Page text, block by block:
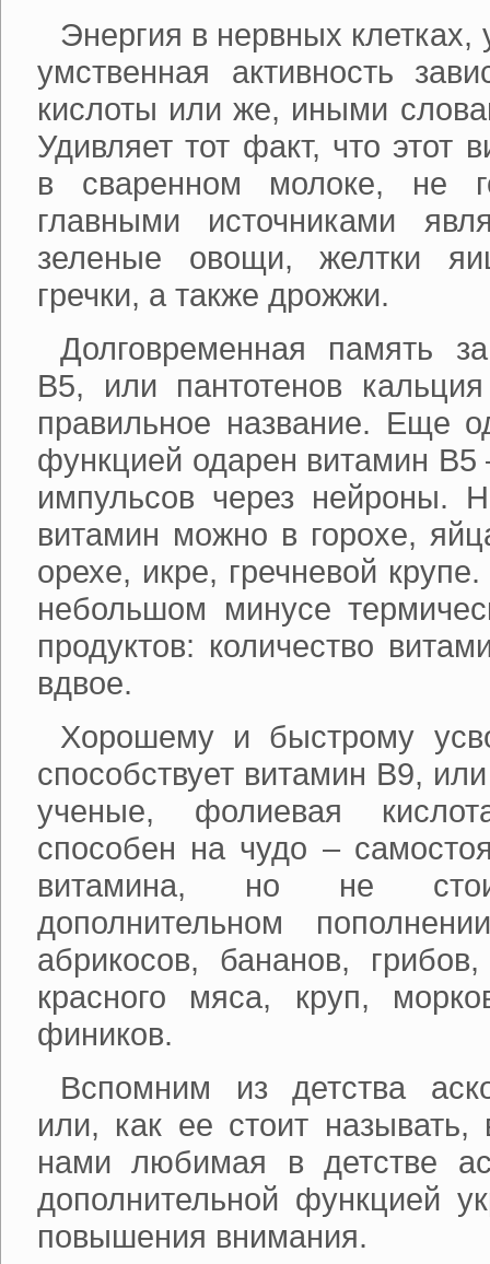
Энергия в нервных
умственная активность
кислоты или же, иными
Удивляет тот факт, что этот
в сваренном молоке, не
главными источниками
зеленые овощи, желтки
гречки, а также дрожжи.
Долговременная память
В5, или пантотенов
правильное название. Еще
функцией одарен витамин В5
импульсов через нейроны.
витамин можно в горохе,
орехе, икре, гречневой
небольшом минусе
продуктов: количество
вдвое.
Хорошему и быстрому
способствует витамин В9,
ученые, фолиевая
способен на чудо –
витамина, но не
дополнительном
абрикосов, бананов,
красного мяса, круп,
фиников.
Вспомним из детства
или, как ее стоит
нами любимая в детстве
дополнительной функцией
повышения внимания.